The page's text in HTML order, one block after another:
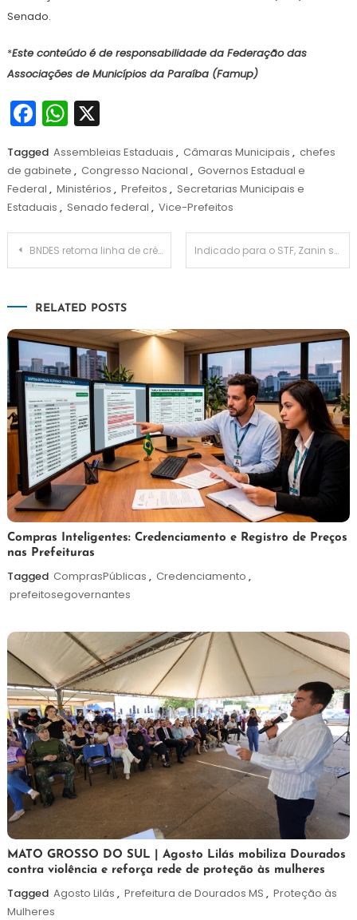
Senado.
*Este conteúdo é de responsabilidade da Federação das
Associações de Municípios da Paraíba (Famup)
Facebook
WhatsApp
X
Tagged Assembleias Estaduais , Câmaras Municipais , chefes
de gabinete , Congresso Nacional , Governos Estadual e
Federal , Ministérios , Prefeitos , Secretarias Municipais e
Estaduais , Senado federal , Vice-Prefeitos
Navegação
BNDES retoma linha de crédito com R$ 30 bi para estados e municípios investirem Indicado para o STF, Zanin será sabatinado por Moro e Flávio Bolsonaro na CCJ
RELATED POSTS
6
de
agosto
de
2026
Redação
Compras Inteligentes: Credenciamento e Registro de Preços
nas Prefeituras
Tagged ComprasPúblicas , Credenciamento ,
prefeitosegovernantes
5
de
agosto
de
Maurilio
MATO GROSSO DO SUL | Agosto Lilás mobiliza Dourados
contra violência e reforça rede de proteção às mulheres
Tagged Agosto Lilás , Prefeitura de Dourados MS , Proteção às
Mulheres